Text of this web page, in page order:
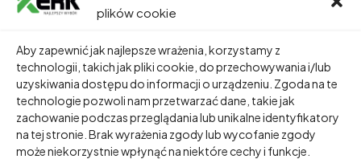
plików cookie
Aby zapewnić jak najlepsze wrażenia, korzystamy z
technologii, takich jak pliki cookie, do przechowywania i/lub
uzyskiwania dostępu do informacji o urządzeniu. Zgoda na te
technologie pozwoli nam przetwarzać dane, takie jak
zachowanie podczas przeglądania lub unikalne identyfikatory
na tej stronie. Brak wyrażenia zgody lub wycofanie zgody
może niekorzystnie wpłynąć na niektóre cechy i funkcje.
TWOJE KONTO
Dane Osobowe
Zamówienia
Adresy